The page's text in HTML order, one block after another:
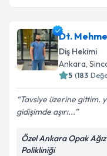
Dt.
Diş Hekimi
Ankara,
5 (183
Tavsiye üzerine gittim.
gidişimde aşırı...
Özel Ankara Opak Ağız
Polikliniği